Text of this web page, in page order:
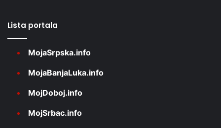
Lista portala
MojaSrpska.info
MojaBanjaLuka.info
MojDoboj.info
MojSrbac.info